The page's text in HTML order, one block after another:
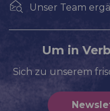
Unser Team
Um in
Sich zu unserem